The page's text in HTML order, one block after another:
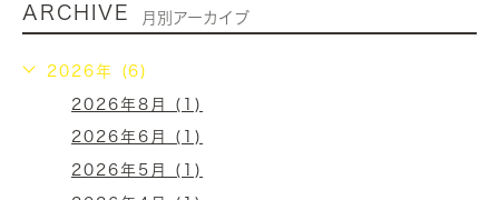
ARCHIVE 月別アーカイブ
2026年 (6)
2026年8月 (1)
2026年6月 (1)
2026年5月 (1)